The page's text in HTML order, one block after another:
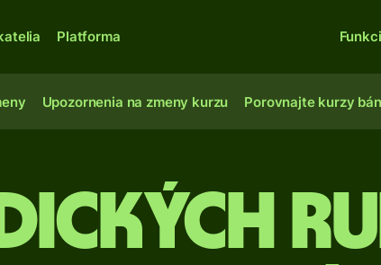
Platforma
Upozornenia na zmeny kurzu Porovnajte kurzy